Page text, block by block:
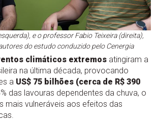
e o professor Fabio Teixeira (direita),
do estudo conduzido pelo Cenergia
climáticos extremos atingiram a
na última década, provocando
a US$ 75 bilhões (cerca de R$ 390
das lavouras dependentes da chuva, o
mais vulneráveis aos efeitos das